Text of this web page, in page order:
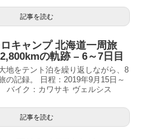
記事を読む
ロキャンプ 北海道一周旅
の軌跡 – 6～7日目
地をテント泊を繰り返しながら、8
の記録。 日程：2019年9月15日～
バイク：カワサキ ヴェルシス
記事を読む